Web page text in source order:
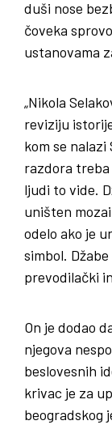
duši nose
čoveka
ustanovama
„Nikola
reviziju
kom se
razdora
ljudi to vide.
uništen
odelo ako je
simbol.
prevodilački
On je dodao
njegova
beslovesnih
krivac je za
beogradskog